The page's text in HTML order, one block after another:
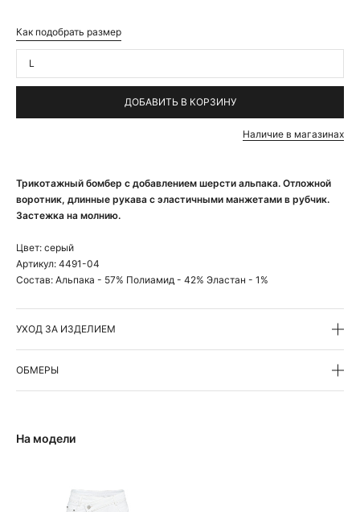
Трикотажный бомбер с добавлением шерсти альпака. Отложной
воротник, длинные рукава с эластичными манжетами в рубчик.
Застежка на молнию.
Цвет: серый
Артикул: 4491-04
Состав: Альпака - 57% Полиамид - 42% Эластан - 1%
УХОД ЗА ИЗДЕЛИЕМ
ОБМЕРЫ
Как подобрать размер
L
ДОБАВИТЬ В КОРЗИНУ
Наличие в магазинах
На модели